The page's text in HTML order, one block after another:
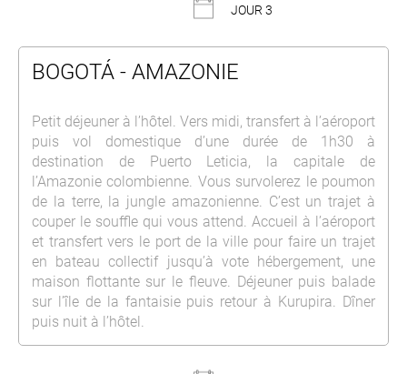
JOUR 3
BOGOTÁ - AMAZONIE
Petit déjeuner à l’hôtel. Vers midi, transfert à l’aéroport
puis vol domestique d’une durée de 1h30 à
destination de Puerto Leticia, la capitale de
l’Amazonie colombienne. Vous survolerez le poumon
de la terre, la jungle amazonienne. C’est un trajet à
couper le souffle qui vous attend. Accueil à l’aéroport
et transfert vers le port de la ville pour faire un trajet
en bateau collectif jusqu’à vote hébergement, une
maison flottante sur le fleuve. Déjeuner puis balade
sur l’île de la fantaisie puis retour à Kurupira. Dîner
puis nuit à l’hôtel.